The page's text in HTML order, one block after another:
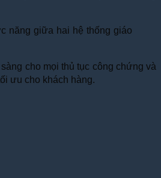
năng giữa hai hệ thống giáo
cho mọi thủ tục công chứng và
ưu cho khách hàng.